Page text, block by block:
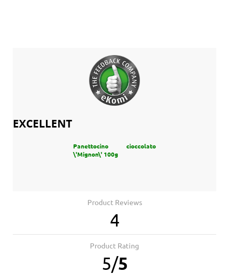
EXCELLENT
Panettocino cioccolato
\'Mignon\' 100g
Product Reviews
4
Product Rating
5/5